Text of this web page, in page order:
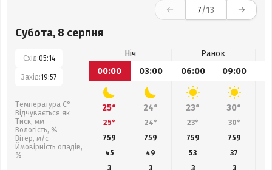
7/13
Субота, 8 серпня
Схід:05:14
Захід:19:57
Температура С°
Відчувається як
Тиск, мм
Вологість, %
Вітер, м/с
Ймовірність опадів,
%
Ніч
Ранок
00:00
03:00 06:00 09:00
25° 24° 23° 30°
25° 24° 23° 30°
759
759 759 759
45
49 53 37
3
3 3
3